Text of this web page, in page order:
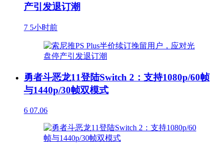
产引发退订潮
7 5小时前
勇者斗恶龙11登陆Switch 2：支持1080p/60帧
与1440p/30帧双模式
6 07.06